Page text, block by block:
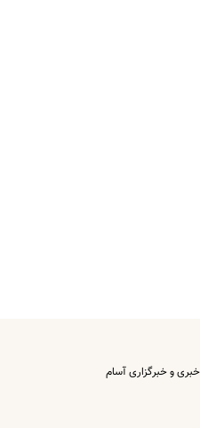
و خبرگزاری آسام